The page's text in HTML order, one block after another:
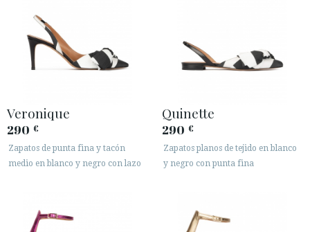
Veronique
290 €
Zapatos de punta fina y tacón
medio en blanco y negro con lazo
Quinette
290 €
Zapatos planos de tejido en blanco
y negro con punta fina